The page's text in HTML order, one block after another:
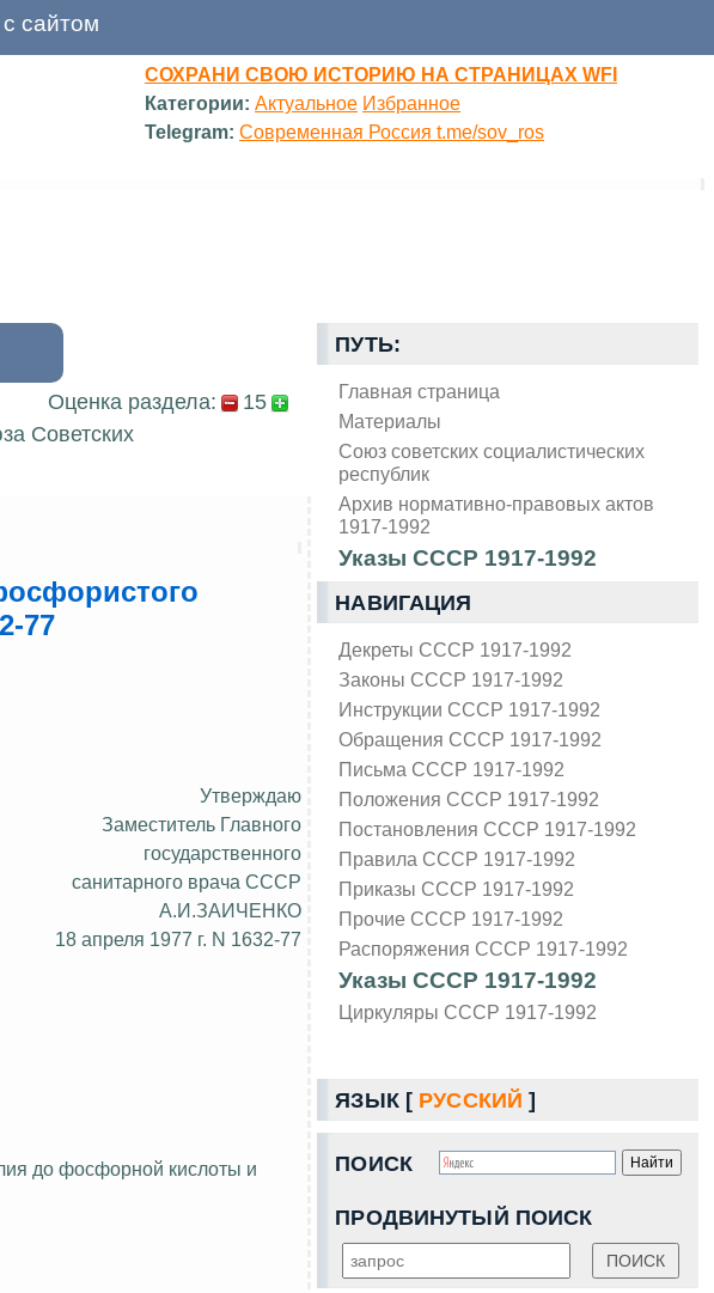
сайтом
СОХРАНИ СВОЮ ИСТОРИЮ НА СТРАНИЦАХ WFI
Категории: Актуальное Избранное
Telegram: Современная Россия t.me/sov_ros
ПУТЬ:
Главная страница
Материалы
Союз советских социалистических
республик
Архив нормативно-правовых актов
1917-1992
Указы СССР 1917-1992
НАВИГАЦИЯ
Декреты СССР 1917-1992
Законы СССР 1917-1992
Инструкции СССР 1917-1992
Обращения СССР 1917-1992
Письма СССР 1917-1992
Положения СССР 1917-1992
Постановления СССР 1917-1992
Правила СССР 1917-1992
Приказы СССР 1917-1992
Прочие СССР 1917-1992
Распоряжения СССР 1917-1992
Указы СССР 1917-1992
Циркуляры СССР 1917-1992
ЯЗЫК [ РУССКИЙ ]
ПОИСК
ПРОДВИНУТЫЙ ПОИСК
Оценка раздела:
15
Советских
77
Утверждаю
Заместитель Главного
государственного
санитарного врача СССР
А.И.ЗАИЧЕНКО
18 апреля 1977 г. N 1632-77
до фосфорной кислоты и